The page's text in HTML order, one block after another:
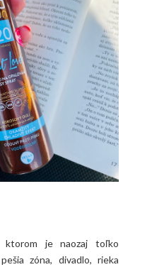
je naozaj toľko
zóna, divadlo, rieka